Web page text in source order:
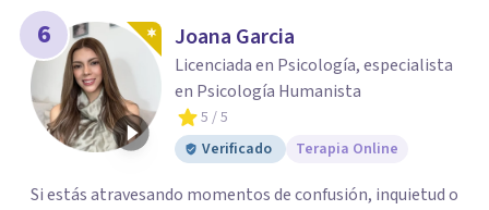
6 Joana Garcia
Licenciada en Psicología, especialista
en Psicología Humanista
5 / 5
Verificado
Terapia Online
Si estás atravesando momentos de confusión, inquietud o